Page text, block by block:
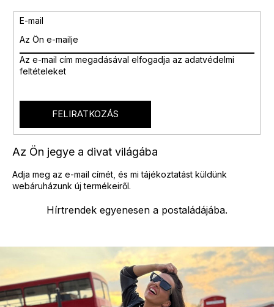
Hírtrendek egyenesen a postaládájába.
Az Ön jegye a divat világába
Adja meg az e-mail címét, és mi tájékoztatást küldünk
webáruházunk új termékeiről.
E-mail
Az e-mail cím megadásával elfogadja az adatvédelmi
feltételeket
FELIRATKOZÁS